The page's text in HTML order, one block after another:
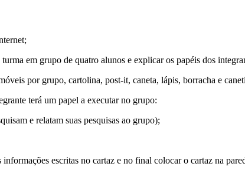
em grupo de quatro alunos e explicar os papéis dos
por grupo, cartolina, post-it, caneta, lápis, borracha e
terá um papel a executar no grupo:
e relatam suas pesquisas ao grupo);
escritas no cartaz e no final colocar o cartaz na